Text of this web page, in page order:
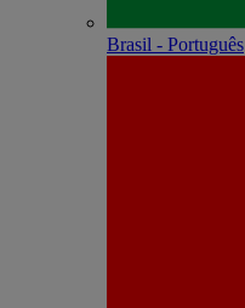
Brasil - Português